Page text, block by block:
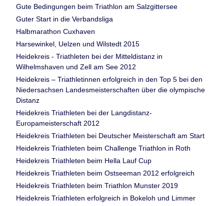
Gute Bedingungen beim Triathlon am Salzgittersee
Guter Start in die Verbandsliga
Halbmarathon Cuxhaven
Harsewinkel, Uelzen und Wilstedt 2015
Heidekreis - Triathleten bei der Mitteldistanz in
Wilhelmshaven und Zell am See 2012
Heidekreis – Triathletinnen erfolgreich in den Top 5 bei den
Niedersachsen Landesmeisterschaften über die olympische
Distanz
Heidekreis Triathleten bei der Langdistanz-
Europameisterschaft 2012
Heidekreis Triathleten bei Deutscher Meisterschaft am Start
Heidekreis Triathleten beim Challenge Triathlon in Roth
Heidekreis Triathleten beim Hella Lauf Cup
Heidekreis Triathleten beim Ostseeman 2012 erfolgreich
Heidekreis Triathleten beim Triathlon Munster 2019
Heidekreis Triathleten erfolgreich in Bokeloh und Limmer